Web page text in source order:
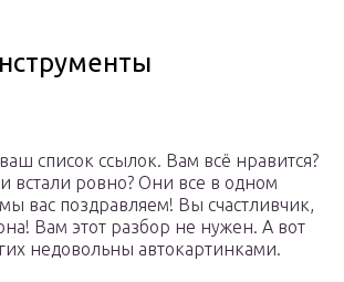
список ссылок. Вам всё нравится?
встали ровно? Они все в одном
вас поздравляем! Вы счастливчик,
Вам этот разбор не нужен. А вот
недовольны автокартинками.